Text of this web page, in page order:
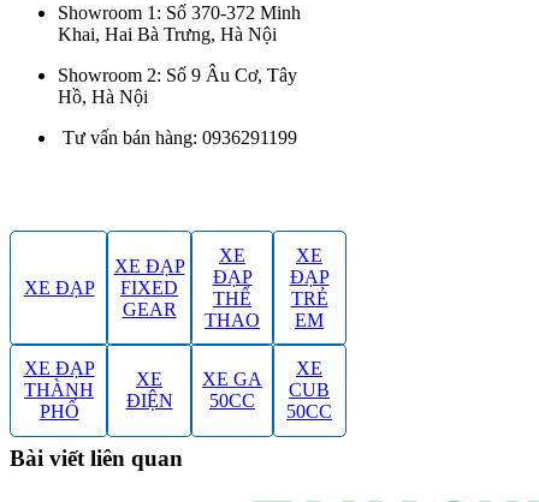
Showroom 1: Số 370-372 Minh
Khai, Hai Bà Trưng, Hà Nội
Showroom 2: Số 9 Âu Cơ, Tây
Hồ, Hà Nội
Tư vấn bán hàng: 0936291199
XE ĐẠP
XE ĐẠP
FIXED
GEAR
XE
ĐẠP
THỂ
THAO
XE
ĐẠP
TRẺ
EM
XE ĐẠP
THÀNH
PHỐ
XE
ĐIỆN
XE GA
50CC
XE
CUB
50CC
Bài viết liên quan